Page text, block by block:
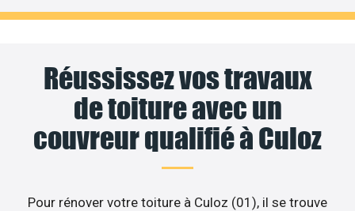
Réussissez vos travaux
de toiture avec un
couvreur qualifié à Culoz
Pour rénover votre toiture à Culoz (01), il se trouve